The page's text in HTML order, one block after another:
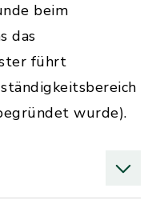
beim
das
führt
wurde).